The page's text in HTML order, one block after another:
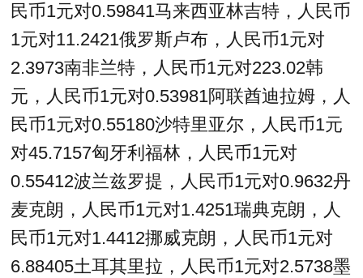
民币1元对0.59841马来西亚林吉特，人民币
1元对11.2421俄罗斯卢布，人民币1元对
2.3973南非兰特，人民币1元对223.02韩
元，人民币1元对0.53981阿联酋迪拉姆，人
民币1元对0.55180沙特里亚尔，人民币1元
对45.7157匈牙利福林，人民币1元对
0.55412波兰兹罗提，人民币1元对0.9632丹
麦克朗，人民币1元对1.4251瑞典克朗，人
民币1元对1.4412挪威克朗，人民币1元对
6.88405土耳其里拉，人民币1元对2.5738墨